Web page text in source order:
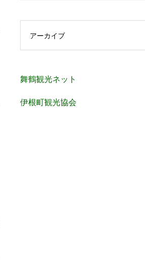
アーカイブ
舞鶴観光ネット
伊根町観光協会